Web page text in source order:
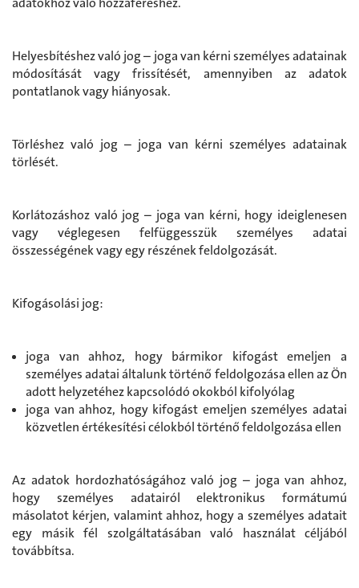
Helyesbítéshez való jog – joga van kérni személyes adatainak
módosítását vagy frissítését, amennyiben az adatok
pontatlanok vagy hiányosak.
Törléshez való jog – joga van kérni személyes adatainak
törlését.
Korlátozáshoz való jog – joga van kérni, hogy ideiglenesen
vagy véglegesen felfüggesszük személyes adatai
összességének vagy egy részének feldolgozását.
Kifogásolási jog:
joga van ahhoz, hogy bármikor kifogást emeljen a
személyes adatai általunk történő feldolgozása ellen az Ön
adott helyzetéhez kapcsolódó okokból kifolyólag
joga van ahhoz, hogy kifogást emeljen személyes adatai
közvetlen értékesítési célokból történő feldolgozása ellen
Az adatok hordozhatóságához való jog – joga van ahhoz,
hogy személyes adatairól elektronikus formátumú
másolatot kérjen, valamint ahhoz, hogy a személyes adatait
egy másik fél szolgáltatásában való használat céljából
továbbítsa.